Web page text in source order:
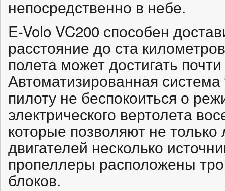
непосредственно в небе.
E-Volo VC200 способен
расстояние до ста
полета может достигать
Автоматизированная
пилоту не беспокоиться о
электрического вертолета
которые позволяют не только
двигателей несколько
пропеллеры расположены
блоков.